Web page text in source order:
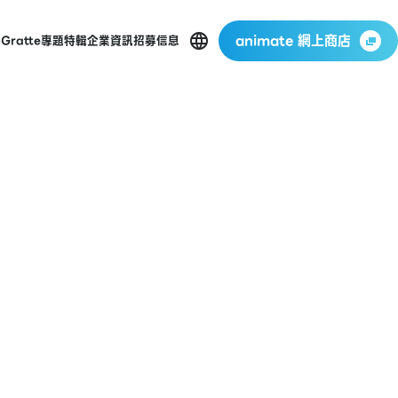
Gratte專題特輯企業資訊招募信息 animate 網上商店